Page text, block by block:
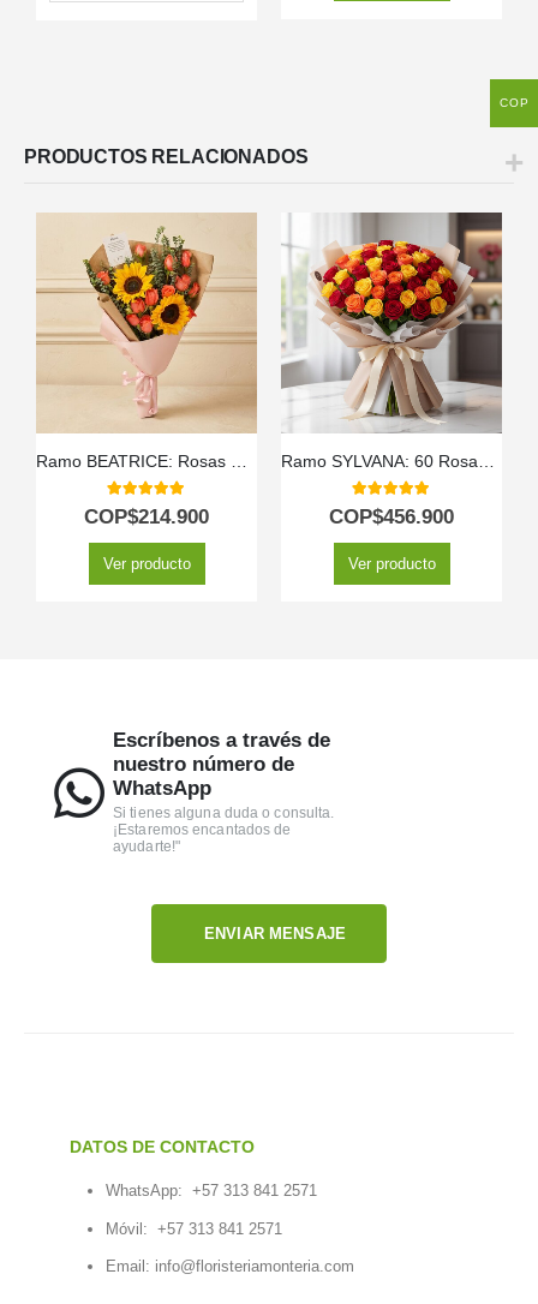
PRODUCTOS RELACIONADOS
5.00out of 5
COP$214.900
Ver producto
5.00out of 5
COP$456.900
Ver producto
Escríbenos a través de
nuestro número de
WhatsApp
Si tienes alguna duda o consulta.
¡Estaremos encantados de
ayudarte!"
ENVIAR MENSAJE
DATOS DE CONTACTO
WhatsApp: +57 313 841 2571
Móvil: +57 313 841 2571
Email: info@floristeriamonteria.com
COP